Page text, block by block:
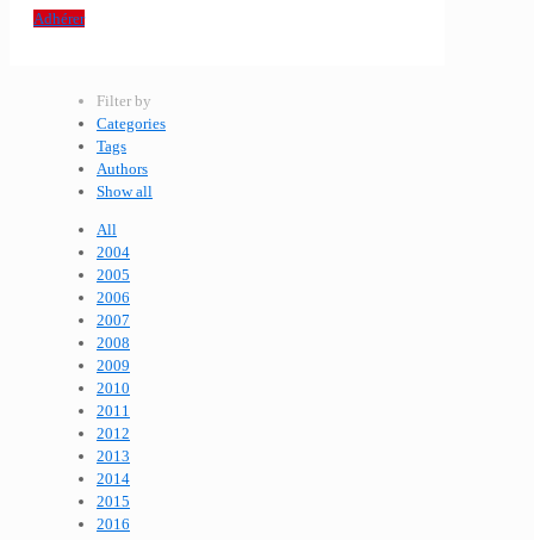
Adhérer
Filter by
Categories
Tags
Authors
Show all
All
2004
2005
2006
2007
2008
2009
2010
2011
2012
2013
2014
2015
2016